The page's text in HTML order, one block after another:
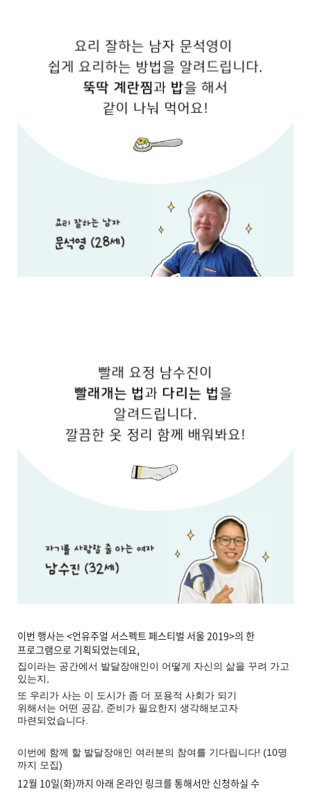
이번 행사는 <언유주얼 서스펙트 페스티벌 서울 2019>의 한
프로그램으로 기획되었는데요,
집이라는 공간에서 발달장애인이 어떻게 자신의 삶을 꾸려 가고
있는지,
또 우리가 사는 이 도시가 좀 더 포용적 사회가 되기
위해서는 어떤 공감, 준비가 필요한지 생각해보고자
마련되었습니다.
이번에 함께 할 발달장애인 여러분의 참여를 기다립니다! (10명
까지 모집)
12월 10일(화)까지 아래 온라인 링크를 통해서만 신청하실 수